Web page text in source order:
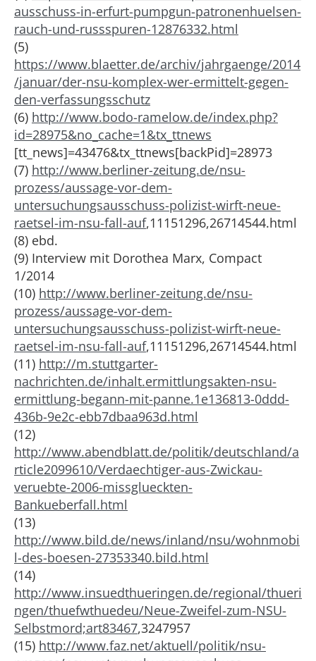
ausschuss-in-erfurt-pumpgun-patronenhuelsen-
rauch-und-russspuren-12876332.html
(5)
https://www.blaetter.de/archiv/jahrgaenge/2014
/januar/der-nsu-komplex-wer-ermittelt-gegen-
den-verfassungsschutz
(6) http://www.bodo-ramelow.de/index.php?
id=28975&no_cache=1&tx_ttnews
[tt_news]=43476&tx_ttnews[backPid]=28973
(7) http://www.berliner-zeitung.de/nsu-
prozess/aussage-vor-dem-
untersuchungsausschuss-polizist-wirft-neue-
raetsel-im-nsu-fall-auf,11151296,26714544.html
(8) ebd.
(9) Interview mit Dorothea Marx, Compact
1/2014
(10) http://www.berliner-zeitung.de/nsu-
prozess/aussage-vor-dem-
untersuchungsausschuss-polizist-wirft-neue-
raetsel-im-nsu-fall-auf,11151296,26714544.html
(11) http://m.stuttgarter-
nachrichten.de/inhalt.ermittlungsakten-nsu-
ermittlung-begann-mit-panne.1e136813-0ddd-
436b-9e2c-ebb7dbaa963d.html
(12)
http://www.abendblatt.de/politik/deutschland/a
rticle2099610/Verdaechtiger-aus-Zwickau-
veruebte-2006-missglueckten-
Bankueberfall.html
(13)
http://www.bild.de/news/inland/nsu/wohnmobi
l-des-boesen-27353340.bild.html
(14)
http://www.insuedthueringen.de/regional/thueri
ngen/thuefwthuedeu/Neue-Zweifel-zum-NSU-
Selbstmord;art83467,3247957
(15) http://www.faz.net/aktuell/politik/nsu-